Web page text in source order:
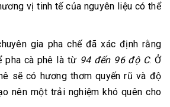
vị tinh tế của nguyên liệu có thể
gia pha chế đã xác định rằng
pha cà phê là từ 94 đến 96 độ C. Ở
sẽ có hương thơm quyến rũ và độ
nên một trải nghiệm khó quên cho